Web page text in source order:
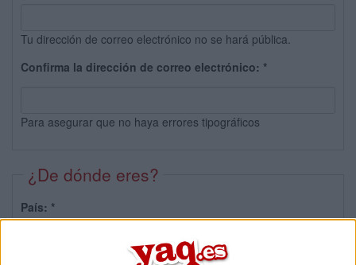
Tu dirección de correo electrónico no se hará pública.
Confirma la dirección de correo electrónico: *
Para asegurar que no haya errores tipográficos
¿De dónde eres?
País: *